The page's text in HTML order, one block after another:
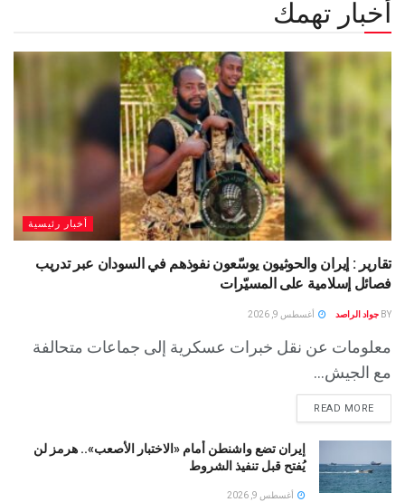
أخبار تهمك
أخبار رئيسية
تقارير : إيران والحوثيون يوسّعون نفوذهم في السودان عبر تدريب
فصائل إسلامية على المسيّرات
BY جواد الراصد أغسطس 9, 2026
معلومات عن نقل خبرات عسكرية إلى جماعات متحالفة
مع الجيش...
READ MORE
إيران تضع واشنطن أمام «الاختبار الأصعب».. هرمز لن
يُفتح قبل تنفيذ الشروط
أغسطس 9, 2026